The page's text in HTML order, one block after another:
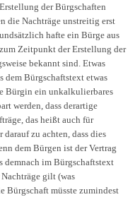
der Bürgschaften
die Nachträge unstreitig erst
hafte ein Bürge aus
Zeitpunkt der Erstellung der
bekannt sind. Etwas
dem Bürgschaftstext etwas
Bürgin ein unkalkulierbares
werden, dass derartige
das heißt auch für
zu achten, dass dies
dem Bürgen ist der Vertrag
demnach im Bürgschaftstext
gilt (was
Bürgschaft müsste zumindest